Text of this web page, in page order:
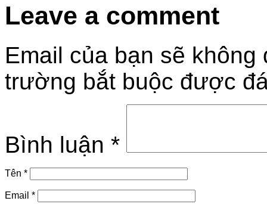
Leave a comment
Email của bạn sẽ
trường bắt buộc được
Bình luận *
Tên *
Email *